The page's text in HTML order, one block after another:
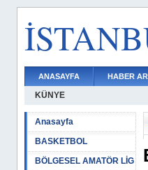
ANASAYFA HABER
KÜNYE
Anasayfa
BASKETBOL
BÖLGESEL AMATÖR LİG